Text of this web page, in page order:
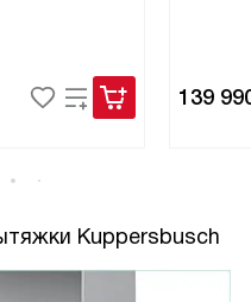
139
Kuppersbusch